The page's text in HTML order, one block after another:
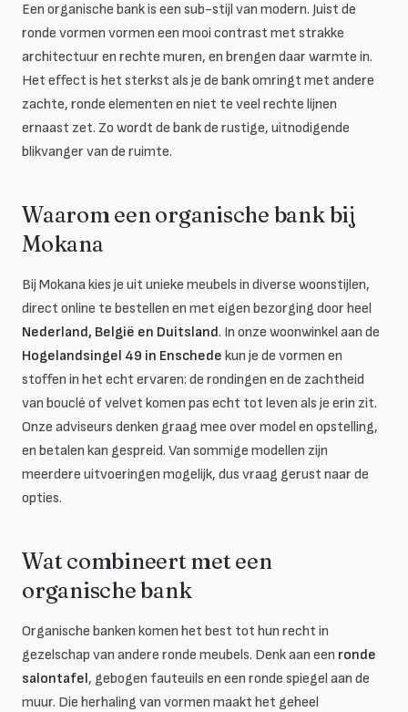
Een organische bank is een sub-stijl van modern. Juist de
ronde vormen vormen een mooi contrast met strakke
architectuur en rechte muren, en brengen daar warmte in.
Het effect is het sterkst als je de bank omringt met andere
zachte, ronde elementen en niet te veel rechte lijnen
ernaast zet. Zo wordt de bank de rustige, uitnodigende
blikvanger van de ruimte.
Waarom een organische bank bij
Mokana
Bij Mokana kies je uit unieke meubels in diverse woonstijlen,
direct online te bestellen en met eigen bezorging door heel
Nederland, België en Duitsland. In onze woonwinkel aan de
Hogelandsingel 49 in Enschede kun je de vormen en
stoffen in het echt ervaren: de rondingen en de zachtheid
van bouclé of velvet komen pas echt tot leven als je erin zit.
Onze adviseurs denken graag mee over model en opstelling,
en betalen kan gespreid. Van sommige modellen zijn
meerdere uitvoeringen mogelijk, dus vraag gerust naar de
opties.
Wat combineert met een
organische bank
Organische banken komen het best tot hun recht in
gezelschap van andere ronde meubels. Denk aan een ronde
salontafel, gebogen fauteuils en een ronde spiegel aan de
muur. Die herhaling van vormen maakt het geheel